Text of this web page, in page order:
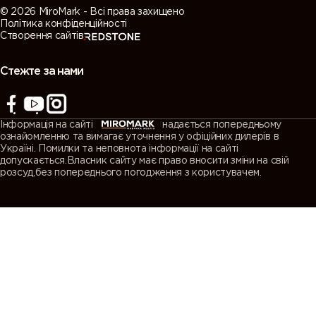
© 2026 MiroMark - Всі права захищено
Політика конфіденційності
Створення сайтів
Стежте за нами
Інформація на сайті
надається попередньому
ознайомленню та вимагає уточнення у офіційних дилерів в
Україні. Помилки та неповнота інформації на сайті
допускається.Власник сайту має право вносити зміни на свій
розсуд,без попереднього погодження з користувачем.